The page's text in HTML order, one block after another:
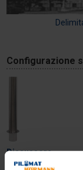
Configurazione
Dissuasore
Dispositivo in